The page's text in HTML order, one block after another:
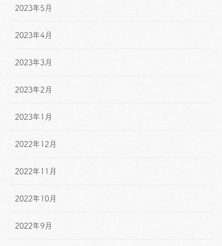
2023年5月
2023年4月
2023年3月
2023年2月
2023年1月
2022年12月
2022年11月
2022年10月
2022年9月